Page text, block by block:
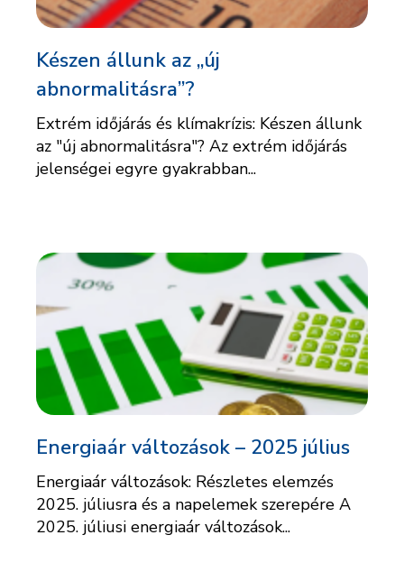
Készen állunk az „új
abnormalitásra”?
Extrém időjárás és klímakrízis: Készen állunk
az "új abnormalitásra"? Az extrém időjárás
jelenségei egyre gyakrabban...
Energiaár változások – 2025 július
Energiaár változások: Részletes elemzés
2025. júliusra és a napelemek szerepére A
2025. júliusi energiaár változások...